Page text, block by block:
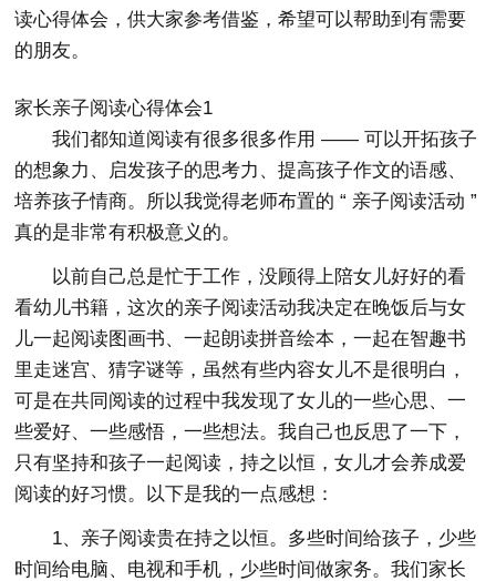
读心得体会，供大家参考借鉴，希望可以帮助到有需要
的朋友。
家长亲子阅读心得体会1
我们都知道阅读有很多很多作用 —— 可以开拓孩子
的想象力、启发孩子的思考力、提高孩子作文的语感、
培养孩子情商。所以我觉得老师布置的 “ 亲子阅读活动 ”
真的是非常有积极意义的。
以前自己总是忙于工作，没顾得上陪女儿好好的看
看幼儿书籍，这次的亲子阅读活动我决定在晚饭后与女
儿一起阅读图画书、一起朗读拼音绘本，一起在智趣书
里走迷宫、猜字谜等，虽然有些内容女儿不是很明白，
可是在共同阅读的过程中我发现了女儿的一些心思、一
些爱好、一些感悟，一些想法。我自己也反思了一下，
只有坚持和孩子一起阅读，持之以恒，女儿才会养成爱
阅读的好习惯。以下是我的一点感想：
1、亲子阅读贵在持之以恒。多些时间给孩子，少些
时间给电脑、电视和手机，少些时间做家务。我们家长